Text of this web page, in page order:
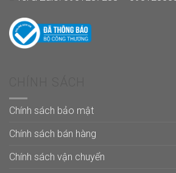
Chính sách bảo mật
Chính sách bán hàng
Chính sách vận chuyển